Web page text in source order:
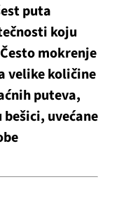
puta
koju
mokrenje
velike količine
puteva,
uvećane